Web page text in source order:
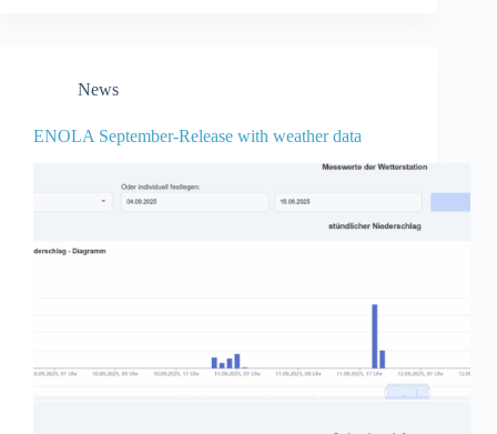
News
ENOLA September-Release with weather data